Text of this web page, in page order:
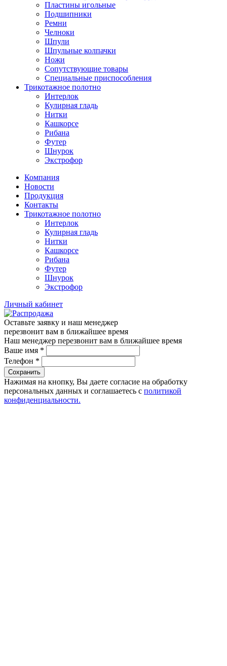
Пластины игольные
Подшипники
Ремни
Челноки
Шпули
Шпульные колпачки
Ножи
Сопутствующие товары
Специальные приспособления
Трикотажное полотно
Интерлок
Кулирная гладь
Нитки
Кашкорсе
Рибана
Футер
Шнурок
Экстрофор
Компания
Новости
Продукция
Контакты
Трикотажное полотно
Интерлок
Кулирная гладь
Нитки
Кашкорсе
Рибана
Футер
Шнурок
Экстрофор
Личный кабинет
Оставьте заявку и наш менеджер
перезвонит вам в ближайшее время
Наш менеджер перезвонит вам в ближайшее время
Ваше имя *
Телефон *
Сохранить
Нажимая на кнопку, Вы даете согласие на обработку
персональных данных и соглашаетесь с политикой
конфиденциальности.